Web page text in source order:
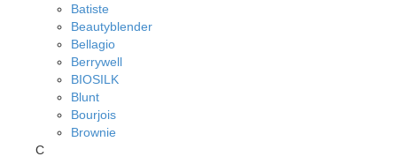
Batiste
Beautyblender
Bellagio
Berrywell
BIOSILK
Blunt
Bourjois
Brownie
C